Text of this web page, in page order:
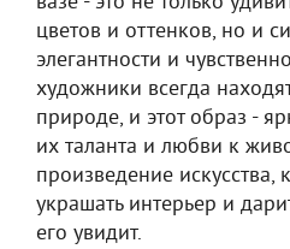
цветов и оттенков, но и
элегантности и
художники всегда
природе, и этот образ -
их таланта и любви к
произведение искусства,
украшать интерьер и
его увидит.